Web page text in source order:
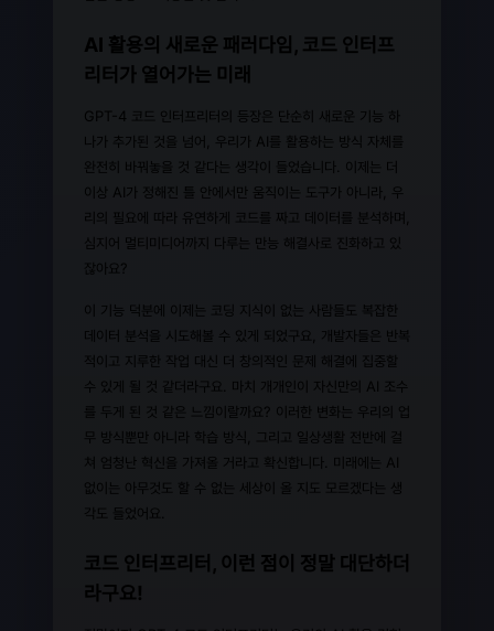
AI 활용의 새로운 패러다임, 코드 인터프
리터가 열어가는 미래
GPT-4 코드 인터프리터의 등장은 단순히 새로운 기능 하
나가 추가된 것을 넘어, 우리가 AI를 활용하는 방식 자체를
완전히 바꿔놓을 것 같다는 생각이 들었습니다. 이제는 더
이상 AI가 정해진 틀 안에서만 움직이는 도구가 아니라, 우
리의 필요에 따라 유연하게 코드를 짜고 데이터를 분석하며,
심지어 멀티미디어까지 다루는 만능 해결사로 진화하고 있
잖아요?
이 기능 덕분에 이제는 코딩 지식이 없는 사람들도 복잡한
데이터 분석을 시도해볼 수 있게 되었구요, 개발자들은 반복
적이고 지루한 작업 대신 더 창의적인 문제 해결에 집중할
수 있게 될 것 같더라구요. 마치 개개인이 자신만의 AI 조수
를 두게 된 것 같은 느낌이랄까요? 이러한 변화는 우리의 업
무 방식뿐만 아니라 학습 방식, 그리고 일상생활 전반에 걸
쳐 엄청난 혁신을 가져올 거라고 확신합니다. 미래에는 AI
없이는 아무것도 할 수 없는 세상이 올 지도 모르겠다는 생
각도 들었어요.
코드 인터프리터, 이런 점이 정말 대단하더
라구요!